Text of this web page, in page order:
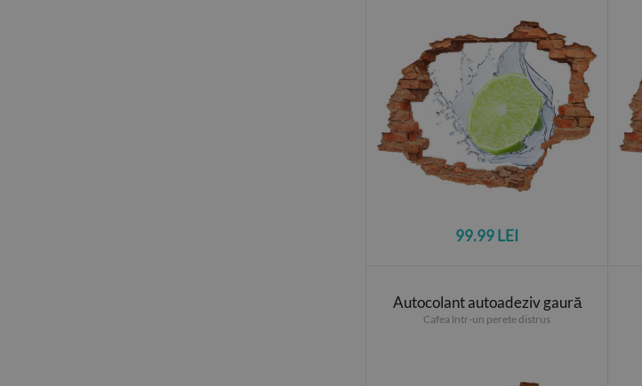
99.99 LEI
Autocolant autoadeziv gaură
Cafea într-un perete distrus